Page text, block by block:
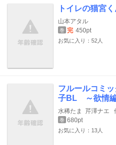
トイレの猫宮
山本アタル
巻 完 450pt
お気に入り：52人
フルールコミ
子BL ～欲情
水稀たま 芹澤ナエ
巻 680pt
お気に入り：13人